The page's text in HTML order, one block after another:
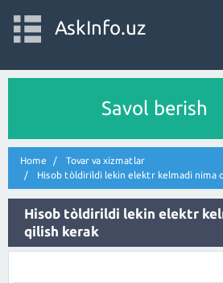
AskInfo.uz
Savol berish
Home
Tovar va xizmatlar
Hisob tòldirildi lekin elektr kelmadi nima
Hisob tòldirildi lekin elektr
qilish kerak